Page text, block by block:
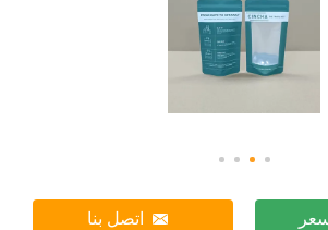
اتصل بنا